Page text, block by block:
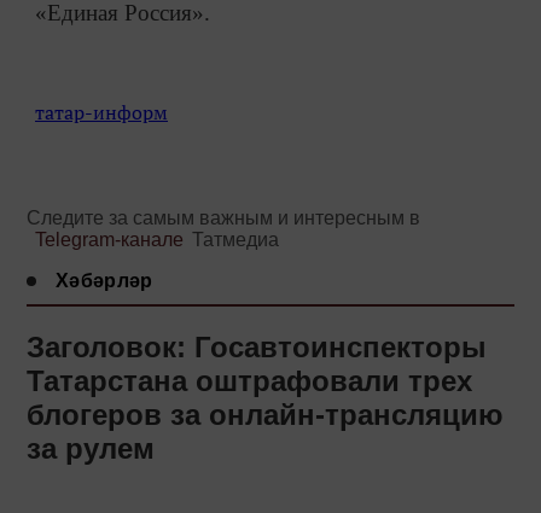
«Единая Россия».
татар-информ
Следите за самым важным и интересным в
Telegram-канале Татмедиа
Хәбәрләр
Заголовок: Госавтоинспекторы
Татарстана оштрафовали трех
блогеров за онлайн-трансляцию
за рулем